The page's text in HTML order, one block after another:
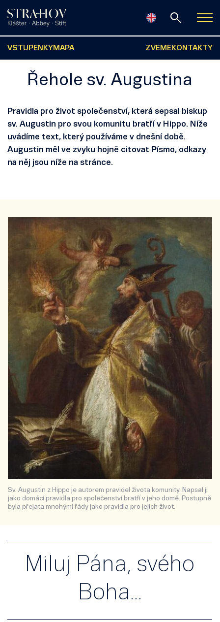
VSTUPENKY MAPA ZVEME KONTAKTY
Řehole sv. Augustina
Pravidla pro život společenství, která sepsal biskup
sv. Augustin pro svou komunitu bratří v Hippo. Níže
uvádíme text, který používáme v dnešní době.
Augustin měl ve zvyku hojně citovat Písmo, odkazy
na něj jsou níže na stránce.
Sv. Augustin z Hippo je autorem pravidel života komunity. Napsal ji
jako domácí pravidla pro společenství bratří v jeho domě. Postupně
byla přejata mnohými řády jako pravidla pro jejich život.
Miluj Pána, svého
Boha...